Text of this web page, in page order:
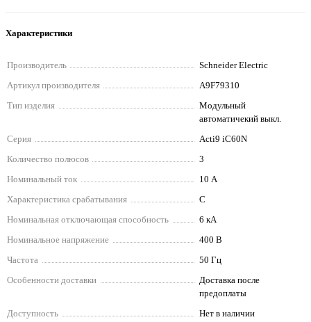
Характеристики
Производитель
Schneider Electriс
Артикул производителя
A9F79310
Тип изделия
Модульный
автоматичекий выкл.
Серия
Acti9 iC60N
Количество полюсов
3
Номинальный ток
10 А
Характеристика срабатывания
C
Номинальная отключающая способность
6 кА
Номинальное напряжение
400 В
Частота
50 Гц
Особенности доставки
Доставка после
предоплаты
Доступность
Нет в наличии